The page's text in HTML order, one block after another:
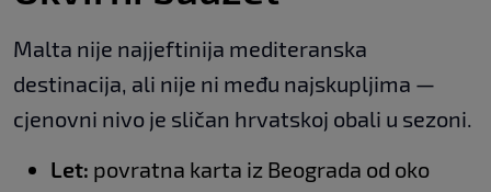
Malta nije najjeftinija mediteranska
destinacija, ali nije ni među najskupljima —
cjenovni nivo je sličan hrvatskoj obali u sezoni.
Let: povratna karta iz Beograda od oko